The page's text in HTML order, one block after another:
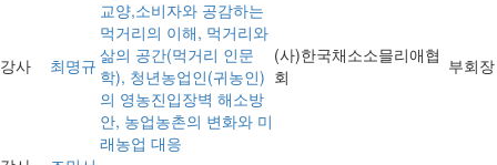
강사 최명규
교양,소비자와 공감하는
먹거리의 이해, 먹거리와
삶의 공간(먹거리 인문
학), 청년농업인(귀농인)
의 영농진입장벽 해소방
안, 농업농촌의 변화와 미
래농업 대응
(사)한국채소소믈리애협
회
부회장